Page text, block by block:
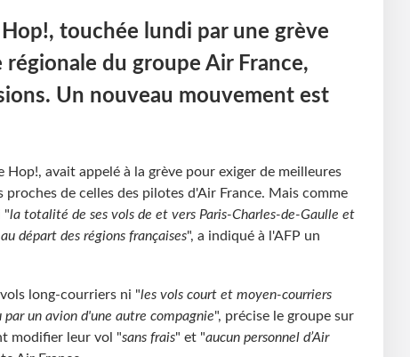
touchée lundi par une grève
du groupe Air France,
Un nouveau mouvement est
Hop!, avait appelé à la grève pour exiger de meilleures
de celles des pilotes d'Air France. Mais comme
"la totalité de ses vols de et vers Paris-Charles-de-Gaulle et
départ des régions françaises", a indiqué à l'AFP un
long-courriers ni "les vols court et moyen-courriers
par un avion d'une autre compagnie", précise le groupe sur
modifier leur vol "sans frais" et "aucun personnel d’Air